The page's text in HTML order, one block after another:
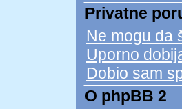
Privatne
Ne mogu da
Uporno
Dobio sam
O phpBB 2